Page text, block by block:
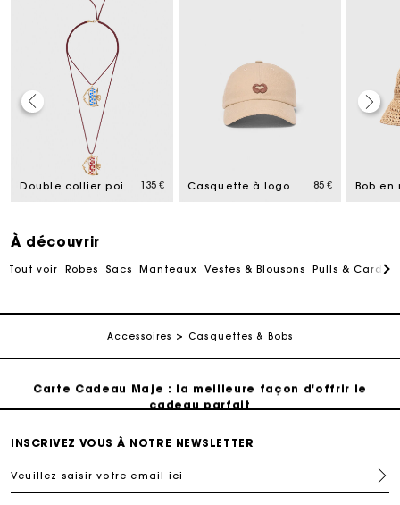
Double collier poisson 135 € Casquette à logo en mix de lin 85 €
À découvrir
Tout voir Robes Sacs Manteaux Vestes & Blousons Pulls &
Accessoires Casquettes & Bobs
Carte Cadeau Maje : la meilleure façon d'offrir le
Livraison à domicile offerte sous 2 à 3 jours ouvrés.
Suivi de commande
Carte Cadeau Maje : la meilleure façon d'offrir le
cadeau parfait
Livraison à domicile offerte sous 2 à 3 jours ouvrés.
Paiement en 4x fois sans frais
INSCRIVEZ VOUS À NOTRE NEWSLETTER
Veuillez saisir votre email ici